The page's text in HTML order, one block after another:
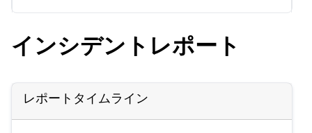
インシデントレポート
レポートタイムライン